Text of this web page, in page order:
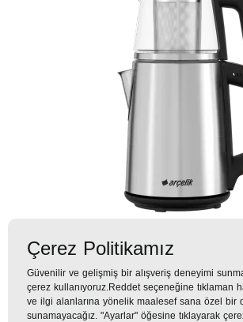
CM 3626 IC Çay Makinesi
4.499TL 3.999TL
Çerez Politikamız
Güvenilir ve gelişmiş bir alışveriş deneyimi
çerez kullanıyoruz.Reddet seçeneğine tıklaman
ve ilgi alanlarına yönelik maalesef sana özel bir
sunamayacağız. "Ayarlar" öğesine tıklayarak